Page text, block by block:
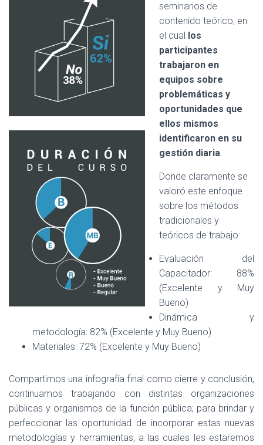
seminarios de
contenido teórico, en
el cual los
participantes
trabajaron en
equipos sobre
problemáticas y
oportunidades que
ellos mismos
identificaron en su
gestión diaria.
Donde claramente se
valoró este enfoque
sobre los métodos
tradicionales y
teóricos de trabajo:
Evaluación del
Capacitador: 88%
(Excelente y Muy
Bueno)
Dinámica y
metodología: 82% (Excelente y Muy Bueno)
Materiales: 72% (Excelente y Muy Bueno)
Compartimos una infografía final como cierre y conclusión,
continuamos trabajando con distintas organizaciones
públicas y organismos de la función pública; para brindar y
perfeccionar las oportunidad de incorporar estas nuevas
metodologías y herramientas, a las cuales les estaremos